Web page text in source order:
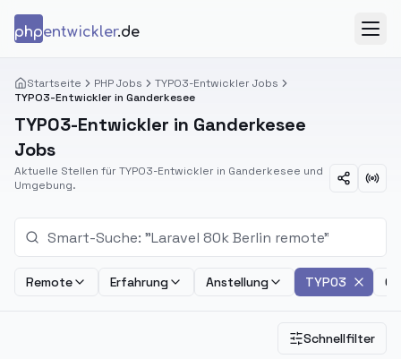
phpentwickler.de
Startseite PHP Jobs
TYPO3-Entwickler Jobs
TYPO3-Entwickler in Ganderkesee
TYPO3-Entwickler in Ganderkesee
Jobs
Aktuelle Stellen für TYPO3-Entwickler in Ganderkesee und
Umgebung.
Remote Erfahrung Anstellung TYPO3
Schnellfilter